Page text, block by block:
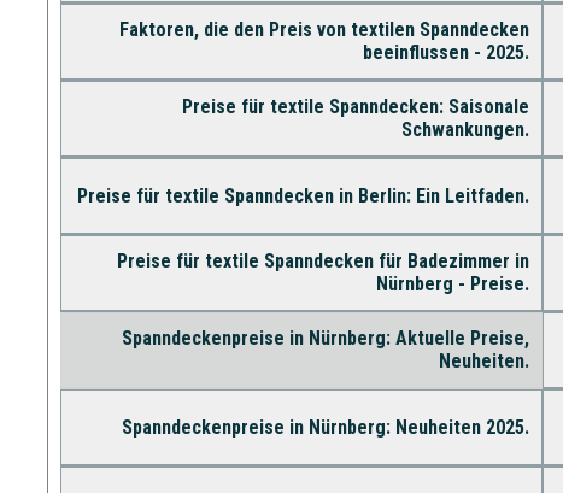
Faktoren, die den Preis von textilen Spanndecken
beeinflussen - 2025.
Preise für textile Spanndecken: Saisonale
Schwankungen.
Preise für textile Spanndecken in Berlin: Ein Leitfaden.
Preise für textile Spanndecken für Badezimmer in
Nürnberg - Preise.
Spanndeckenpreise in Nürnberg: Aktuelle Preise,
Neuheiten.
Spanndeckenpreise in Nürnberg: Neuheiten 2025.